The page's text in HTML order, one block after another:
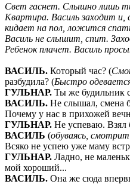
Свет гаснет. Слышно лишь
Квартира. Василь заходит и,
кидает на пол, ложится
Василь не слышит, спит.
Ребенок плачет. Василь
ВАСИЛЬ. Который час? (
разбудила? (Быстро
ГУЛЬНАР. Ты же будильник
ВАСИЛЬ. Не слышал, смена
Почему у нас в прихожей
ГУЛЬНАР. Не успеваю. Взял
ВАСИЛЬ (обуваясь,
Всяко не успею уже маму
ГУЛЬНАР. Ладно, не
мой хороший...
ВАСИЛЬ. Она же сюда